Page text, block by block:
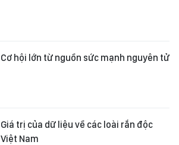
Cơ hội lớn từ nguồn sức mạnh nguyên tử
Giá trị của dữ liệu về các loài rắn độc
Việt Nam